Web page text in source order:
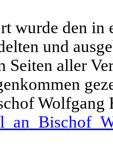
wurde den in
und
Seiten aller